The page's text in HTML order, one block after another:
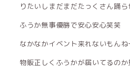
りたいしまだまだたっくさん踊ら
ふうか無事優勝で安心安心笑笑
なかなかイベント来れないもん
物販正しくふうかが届いてるの